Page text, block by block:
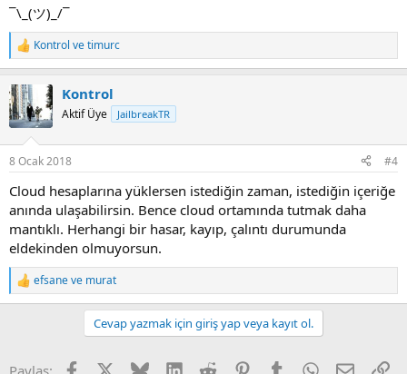
¯\_(ツ)_/¯
R
e
c
t
i
s
Kontrol vetimurc
Kontrol
Aktif Üye JailbreakTR
8 Ocak 2018 #4
Cloud hesaplarına yüklersen istediğin zaman, istediğin içeriğe
anında ulaşabilirsin. Bence cloud ortamında tutmak daha
mantıklı. Herhangi bir hasar, kayıp, çalıntı durumunda
eldekinden olmuyorsun.
R
e
efsaneve murat
Cevap yazmak için giriş yap veya kayıt ol.
Paylaş: Facebook BlueskyLinkedInReddit PinterestTumblr WhatsApp
E-posta